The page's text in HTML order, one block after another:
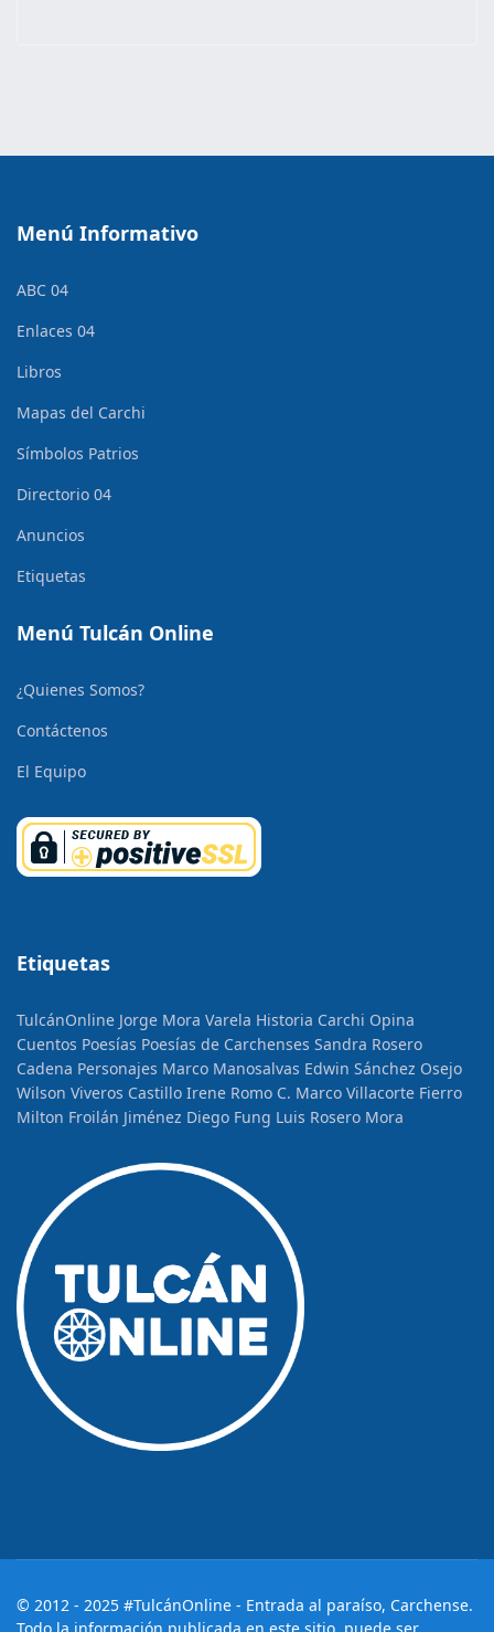
Menú Informativo
ABC 04
Enlaces 04
Libros
Mapas del Carchi
Símbolos Patrios
Directorio 04
Anuncios
Etiquetas
Menú Tulcán Online
¿Quienes Somos?
Contáctenos
El Equipo
Etiquetas
TulcánOnline Jorge Mora Varela Historia Carchi Opina
Cuentos Poesías Poesías de Carchenses Sandra Rosero
Cadena Personajes Marco Manosalvas Edwin Sánchez Osejo
Wilson Viveros Castillo Irene Romo C. Marco Villacorte Fierro
Milton Froilán Jiménez Diego Fung Luis Rosero Mora
© 2012 - 2025 #TulcánOnline - Entrada al paraíso, Carchense.
Todo la información publicada en este sitio, puede ser